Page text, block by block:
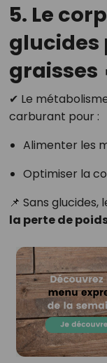
5. Le
glucides
graisses
✔ Le
carburant pour :
Alimenter les
Optimiser la
📌 Sans glucides,
la perte de